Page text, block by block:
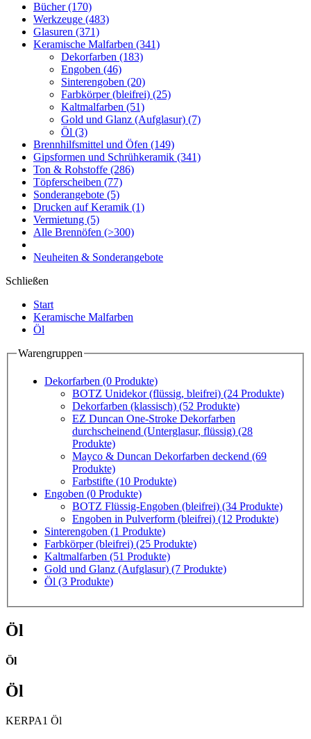
Bücher(170)
Werkzeuge (483)
Glasuren (371)
Keramische Malfarben (341)
Dekorfarben (183)
Engoben (46)
Sinterengoben (20)
Farbkörper (bleifrei) (25)
Kaltmalfarben (51)
Gold und Glanz (Aufglasur) (7)
Öl (3)
Brennhilfsmittel und Öfen (149)
Gipsformen und Schrühkeramik (341)
Ton & Rohstoffe (286)
Töpferscheiben (77)
Sonderangebote (5)
Drucken auf Keramik (1)
Vermietung (5)
Alle Brennöfen (>300)
Neuheiten & Sonderangebote
Schließen
Start
Keramische Malfarben
Öl
Warengruppen
Dekorfarben (0 Produkte)
BOTZ Unidekor (flüssig, bleifrei) (24 Produkte)
Dekorfarben (klassisch) (52 Produkte)
EZ Duncan One-Stroke Dekorfarben
durchscheinend (Unterglasur, flüssig) (28
Produkte)
Mayco & Duncan Dekorfarben deckend (69
Produkte)
Farbstifte (10 Produkte)
Engoben (0 Produkte)
BOTZ Flüssig-Engoben (bleifrei) (34 Produkte)
Engoben in Pulverform (bleifrei) (12 Produkte)
Sinterengoben (1 Produkte)
Farbkörper (bleifrei) (25 Produkte)
Kaltmalfarben (51 Produkte)
Gold und Glanz (Aufglasur) (7 Produkte)
Öl (3 Produkte)
Öl
Öl
Öl
KERPA1 Öl